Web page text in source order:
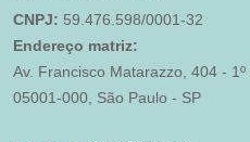
CNPJ: 59.476.598/0001-32
Endereço matriz:
Av. Francisco Matarazzo, 404 -
05001-000, São Paulo - SP